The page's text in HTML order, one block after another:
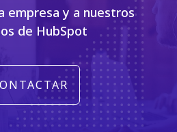
empresa y a nuestros
de HubSpot